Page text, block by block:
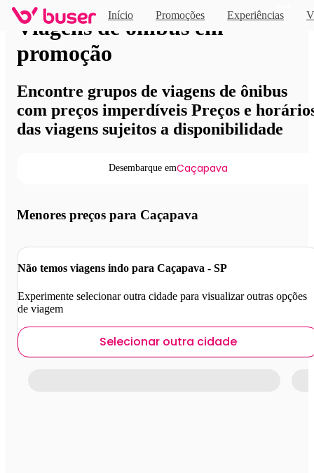
Início Promoções Experiências
Viagens de ônibus em
promoção
Encontre grupos de viagens de ônibus
com preços imperdíveis Preços e
das viagens sujeitos a disponibilidade
Desembarque emCaçapava
Menores preços para Caçapava
Não temos viagens indo para Caçapava - SP
Experimente selecionar outra cidade para visualizar outras opções
de viagem
Selecionar outra cidade